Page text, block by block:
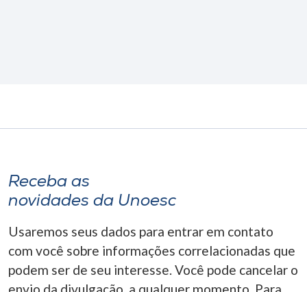
Receba as
novidades da Unoesc
Usaremos seus dados para entrar em contato
com você sobre informações correlacionadas que
podem ser de seu interesse. Você pode cancelar o